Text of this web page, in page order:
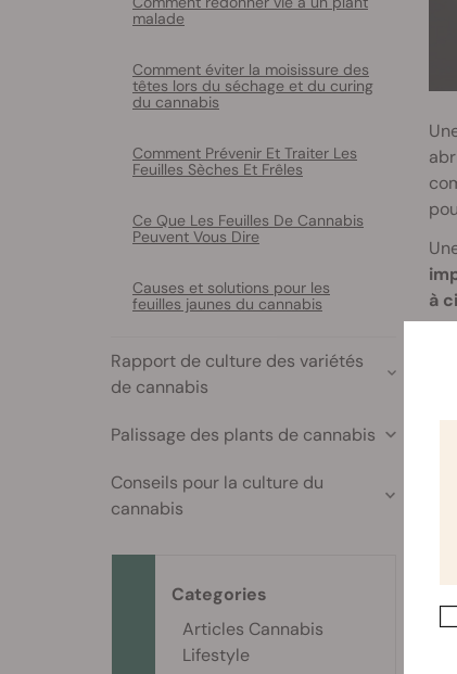
à
malade
Comment éviter la moisissure des
têtes lors du séchage et du curing
du cannabis
Comment Prévenir Et Traiter Les
Feuilles Sèches Et Frêles
Ce Que Les Feuilles De Cannabis
Peuvent Vous Dire
Causes et solutions pour les
feuilles jaunes du cannabis
Rapport de culture des variétés
de cannabis
Palissage des plants de cannabis
Conseils pour la culture du
cannabis
Categories
Articles Cannabis
Lifestyle